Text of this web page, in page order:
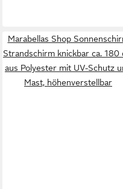
Marabellas Shop
Strandschirm knickbar ca. 180
aus Polyester mit UV-Schutz
Mast, höhenverstellbar